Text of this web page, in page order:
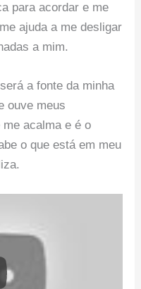
para acordar e me
ajuda a me desligar
a mim.
a fonte da minha
ouve meus
acalma e é o
o que está em meu